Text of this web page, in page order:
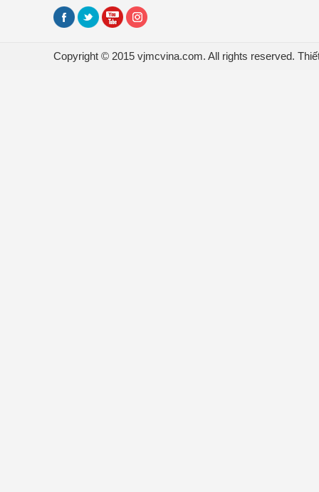
Copyright © 2015 vjmcvina.com. All rights reserved.